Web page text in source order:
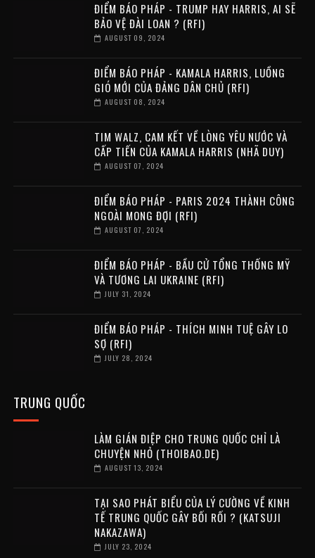
ĐIỂM BÁO PHÁP - TRUMP HAY HARRIS, AI SẼ
BẢO VỆ ĐÀI LOAN ? (RFI)
AUGUST 09, 2024
ĐIỂM BÁO PHÁP - KAMALA HARRIS, LUỒNG
GIÓ MỚI CỦA ĐẢNG DÂN CHỦ (RFI)
AUGUST 08, 2024
TIM WALZ, CAM KẾT VỀ LÒNG YÊU NƯỚC VÀ
CẤP TIẾN CỦA KAMALA HARRIS (NHÃ DUY)
AUGUST 07, 2024
ĐIỂM BÁO PHÁP - PARIS 2024 THÀNH CÔNG
NGOÀI MONG ĐỢI (RFI)
AUGUST 07, 2024
ĐIỂM BÁO PHÁP - BẦU CỬ TỔNG THỐNG MỸ
VÀ TƯƠNG LAI UKRAINE (RFI)
JULY 31, 2024
ĐIỂM BÁO PHÁP - THÍCH MINH TUỆ GÂY LO
SỢ (RFI)
JULY 28, 2024
TRUNG QUỐC
LÀM GIÁN ĐIỆP CHO TRUNG QUỐC CHỈ LÀ
CHUYỆN NHỎ (THOIBAO.DE)
AUGUST 13, 2024
TẠI SAO PHÁT BIỂU CỦA LÝ CƯỜNG VỀ KINH
TẾ TRUNG QUỐC GÂY BỐI RỐI ? (KATSUJI
NAKAZAWA)
JULY 23, 2024